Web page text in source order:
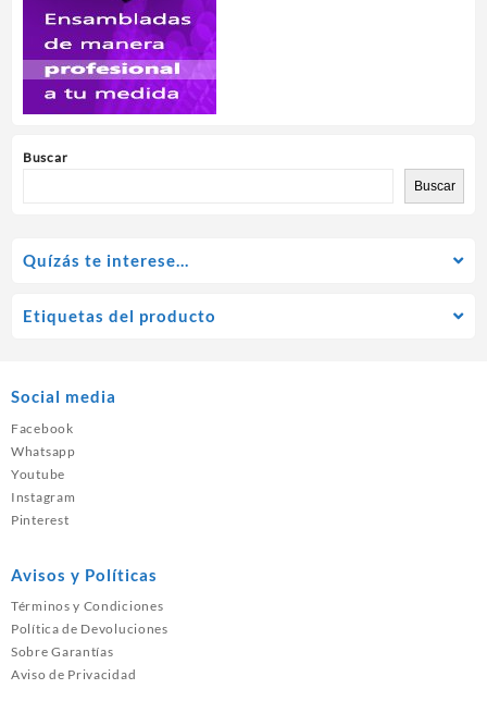
Buscar
Buscar
Quízás te interese…
Etiquetas del producto
Social media
Facebook
Whatsapp
Youtube
Instagram
Pinterest
Avisos y Políticas
Términos y Condiciones
Política de Devoluciones
Sobre Garantías
Aviso de Privacidad